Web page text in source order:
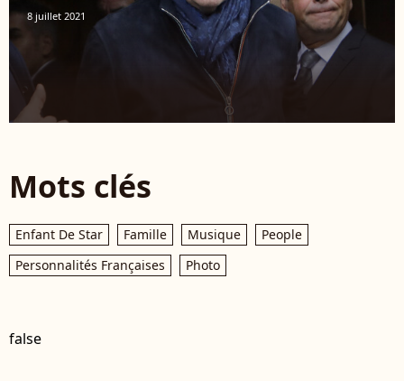
8 juillet 2021
Mots clés
Enfant De Star Famille Musique
People
Personnalités Françaises
Photo
false